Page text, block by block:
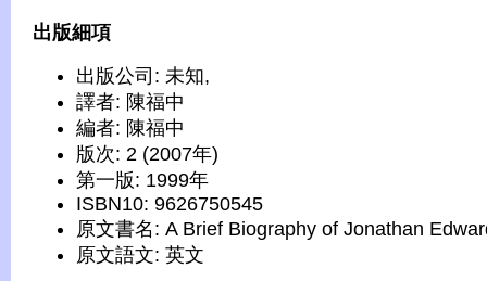
出版細項
出版公司: 未知,
譯者: 陳福中
編者: 陳福中
版次: 2 (2007年)
第一版: 1999年
ISBN10: 9626750545
原文書名: A Brief Biography of Jonathan
原文語文: 英文